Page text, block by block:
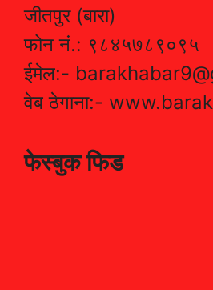
जीतपुर (बारा)
फोन नं.: ९८४५७८९०९५
ईमेल:-
वेब ठेगाना:-
फेस्बुक फिड